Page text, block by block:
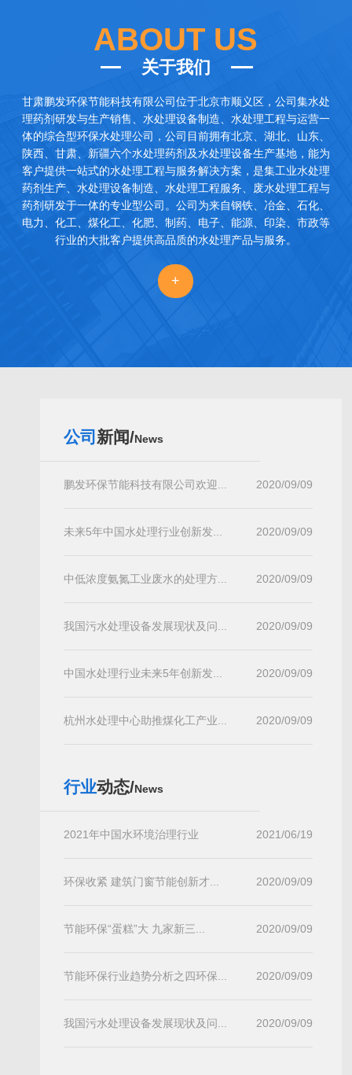
ABOUT US
关于我们
甘肃鹏发环保节能科技有限公司位于北京市顺义区，公司集水处
理药剂研发与生产销售、水处理设备制造、水处理工程与运营一
体的综合型环保水处理公司，公司目前拥有北京、湖北、山东、
陕西、甘肃、新疆六个水处理药剂及水处理设备生产基地，能为
客户提供一站式的水处理工程与服务解决方案，是集工业水处理
药剂生产、水处理设备制造、水处理工程服务、废水处理工程与
药剂研发于一体的专业型公司。公司为来自钢铁、冶金、石化、
电力、化工、煤化工、化肥、制药、电子、能源、印染、市政等
行业的大批客户提供高品质的水处理产品与服务。
+
公司 新闻/News
鹏发环保节能科技有限公司欢迎... 2020/09/09
未来5年中国水处理行业创新发... 2020/09/09
中低浓度氨氮工业废水的处理方... 2020/09/09
我国污水处理设备发展现状及问... 2020/09/09
中国水处理行业未来5年创新发... 2020/09/09
杭州水处理中心助推煤化工产业... 2020/09/09
行业动态/News
2021年中国水环境治理行业 2021/06/19
环保收紧 建筑门窗节能创新才... 2020/09/09
节能环保“蛋糕”大 九家新三... 2020/09/09
节能环保行业趋势分析之四环保... 2020/09/09
我国污水处理设备发展现状及问... 2020/09/09